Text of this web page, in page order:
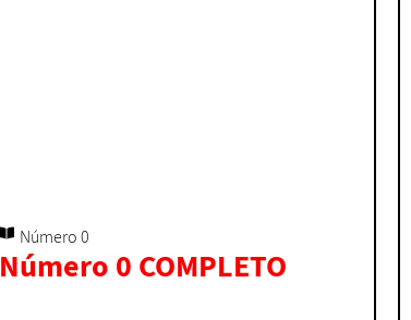
Número 0
Número 0 COMPLETO